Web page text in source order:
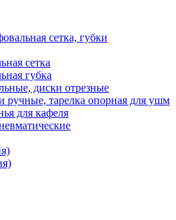
сетка, губки
сетка
губка
диски отрезные
тарелка опорная для ушм
для кафеля